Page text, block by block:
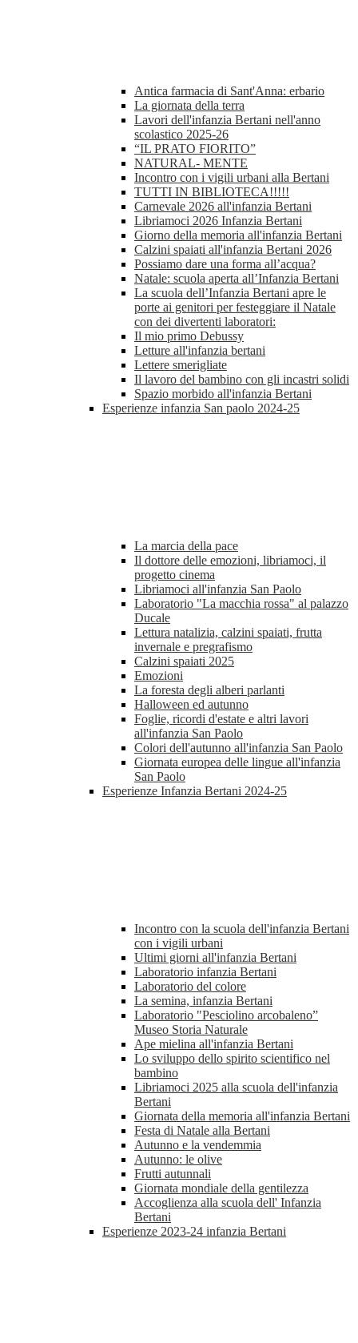
Antica farmacia di Sant'Anna: erbario
La giornata della terra
Lavori dell'infanzia Bertani nell'anno
scolastico 2025-26
“IL PRATO FIORITO”
NATURAL- MENTE
Incontro con i vigili urbani alla Bertani
TUTTI IN BIBLIOTECA!!!!!
Carnevale 2026 all'infanzia Bertani
Libriamoci 2026 Infanzia Bertani
Giorno della memoria all'infanzia Bertani
Calzini spaiati all'infanzia Bertani 2026
Possiamo dare una forma all’acqua?
Natale: scuola aperta all’Infanzia Bertani
La scuola dell’Infanzia Bertani apre le
porte ai genitori per festeggiare il Natale
con dei divertenti laboratori:
Il mio primo Debussy
Letture all'infanzia bertani
Lettere smerigliate
Il lavoro del bambino con gli incastri solidi
Spazio morbido all'infanzia Bertani
Esperienze infanzia San paolo 2024-25
La marcia della pace
Il dottore delle emozioni, libriamoci, il
progetto cinema
Libriamoci all'infanzia San Paolo
Laboratorio "La macchia rossa" al palazzo
Ducale
Lettura natalizia, calzini spaiati, frutta
invernale e pregrafismo
Calzini spaiati 2025
Emozioni
La foresta degli alberi parlanti
Halloween ed autunno
Foglie, ricordi d'estate e altri lavori
all'infanzia San Paolo
Colori dell'autunno all'infanzia San Paolo
Giornata europea delle lingue all'infanzia
San Paolo
Esperienze Infanzia Bertani 2024-25
Incontro con la scuola dell'infanzia Bertani
con i vigili urbani
Ultimi giorni all'infanzia Bertani
Laboratorio infanzia Bertani
Laboratorio del colore
La semina, infanzia Bertani
Laboratorio "Pesciolino arcobaleno”
Museo Storia Naturale
Ape mielina all'infanzia Bertani
Lo sviluppo dello spirito scientifico nel
bambino
Libriamoci 2025 alla scuola dell'infanzia
Bertani
Giornata della memoria all'infanzia Bertani
Festa di Natale alla Bertani
Autunno e la vendemmia
Autunno: le olive
Frutti autunnali
Giornata mondiale della gentilezza
Accoglienza alla scuola dell' Infanzia
Bertani
Esperienze 2023-24 infanzia Bertani